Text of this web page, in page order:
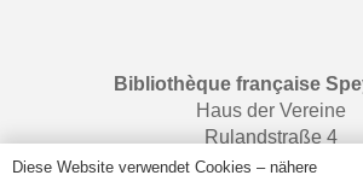
Bibliothèque française
Haus der Vereine
Rulandstraße 4
67346 Speyer
Diese Website verwendet Cookies – nähere